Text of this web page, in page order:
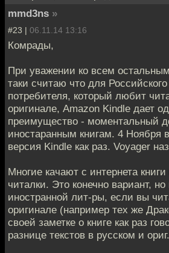
mmd3ns »
#23 | 06.11.14 13:16
Комрады,
При уважении ко всем
таки считаю что для
потребителя, который любит
оригинале, Amazon Kindle дает
преимущество - моментальный
иностаранным книгам. 4 Ноября
версия Kindle как раз. Voyager
Многие качают с интернета
читалки. Это конечно вариант,
иностранной лит-ры, если вы
оригинале (например тех же
своей заметке о книге как раз
разнице текстов в русском и